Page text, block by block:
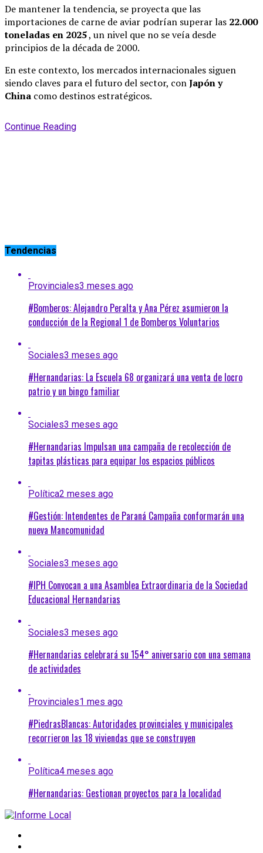
De mantener la tendencia, se proyecta que las
importaciones de carne de aviar podrían superar las 22.000
toneladas en 2025, un nivel que no se veía desde
principios de la década de 2000.
En este contexto, los mercados internacionales siguen
siendo claves para el futuro del sector, conJapón y
China como destinos estratégicos.
Continue Reading
Tendencias
Provinciales3 meses ago
#Bomberos: Alejandro Peralta y Ana Pérez asumieron la
conducción de la Regional 1 de Bomberos Voluntarios
Sociales3 meses ago
#Hernandarias: La Escuela 68 organizará una venta de locro
patrio y un bingo familiar
Sociales3 meses ago
#Hernandarias Impulsan una campaña de recolección de
tapitas plásticas para equipar los espacios públicos
Política2 meses ago
#Gestión: Intendentes de Paraná Campaña conformarán una
nueva Mancomunidad
Sociales3 meses ago
#IPH Convocan a una Asamblea Extraordinaria de la Sociedad
Educacional Hernandarias
Sociales3 meses ago
#Hernandarias celebrará su 154° aniversario con una semana
de actividades
Provinciales1 mes ago
#PiedrasBlancas: Autoridades provinciales y municipales
recorrieron las 18 viviendas que se construyen
Política4 meses ago
#Hernandarias: Gestionan proyectos para la localidad